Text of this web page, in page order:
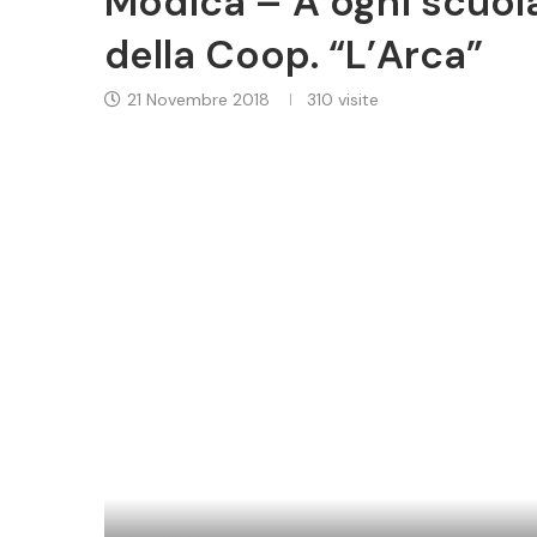
della Coop. “L’Arca”
21 Novembre 2018 310 visite